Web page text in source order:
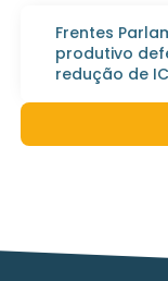
Frentes
produtivo
redução de